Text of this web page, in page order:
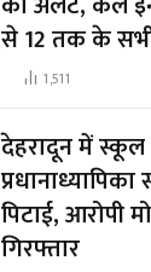
से 12 तक के सभी
1,511
देहरादून में स्कूल
पिटाई, आरोपी
गिरफ्तार